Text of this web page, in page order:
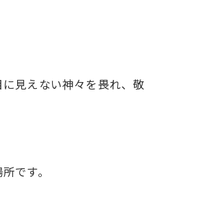
見えない神々を畏れ、敬
です。